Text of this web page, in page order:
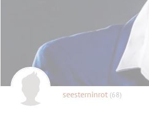
seesterninrot (68)